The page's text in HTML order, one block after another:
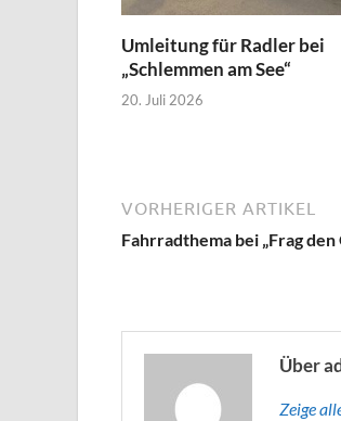
Umleitung für Radler bei
„Schlemmen am See“
20. Juli 2026
VORHERIGER ARTIKEL
Fahrradthema bei „Frag den
Über
Zeige